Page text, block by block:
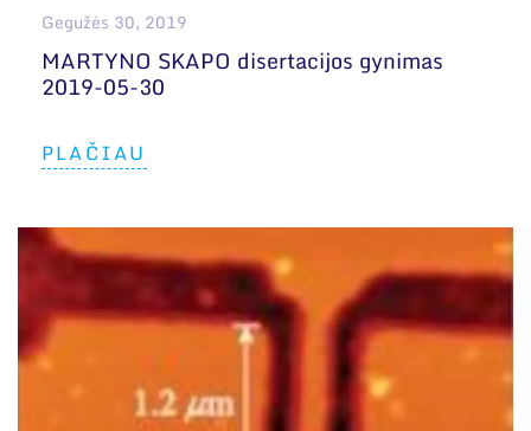
Gegužės 30, 2019
MARTYNO SKAPO disertacijos gynimas
2019-05-30
PLAČIAU